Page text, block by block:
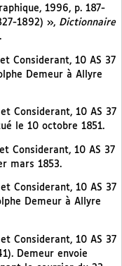
1996, p. 187-
1892) », Dictionnaire
Considerant, 10 AS 37
Demeur à Allyre
Considerant, 10 AS 37
le 10 octobre 1851.
Considerant, 10 AS 37
mars 1853.
Considerant, 10 AS 37
Demeur à Allyre
Considerant, 10 AS 37
Demeur envoie